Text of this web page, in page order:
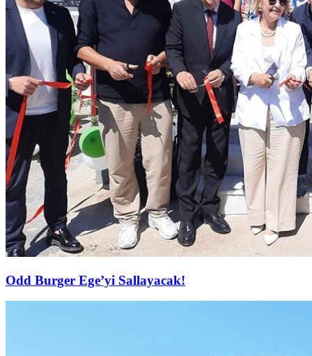
Odd Burger Ege’yi Sallayacak!